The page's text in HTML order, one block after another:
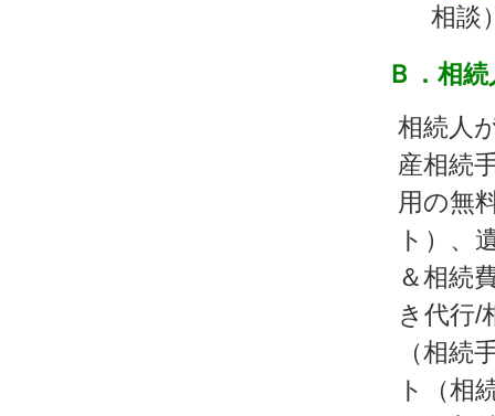
相談
Ｂ．相
相続人
産相続
用の無
ト）、
＆相続
き代行/
（相続
ト（相